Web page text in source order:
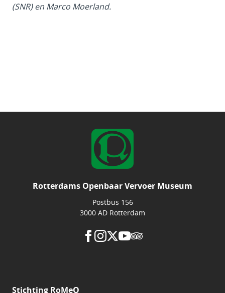
(SNR) en Marco Moerland.
Rotterdams Openbaar Vervoer Museum
Postbus 156
3000 AD Rotterdam
Stichting RoMeO